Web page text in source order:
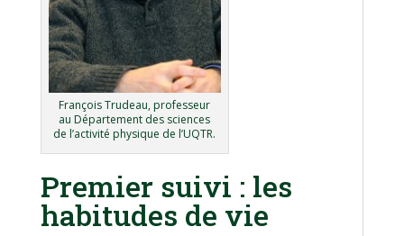
François Trudeau, professeur
au Département des sciences
de l’activité physique de l’UQTR.
Premier suivi : les
habitudes de vie